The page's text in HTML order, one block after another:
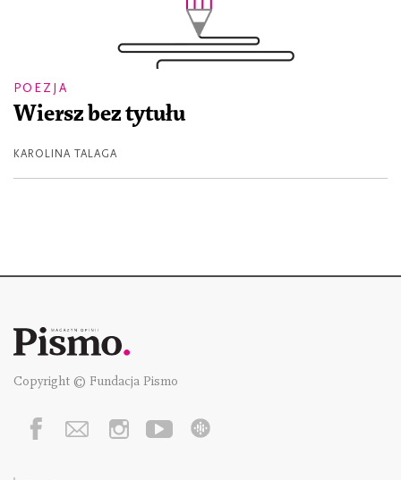
POEZJA
Wiersz bez tytułu
KAROLINA TALAGA
Copyright © Fundacja Pismo